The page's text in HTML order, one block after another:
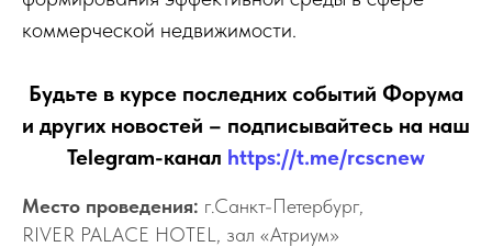
коммерческой недвижимости.
Будьте в курсе последних событий Форума
и других новостей – подписывайтесь на наш
Telegram-канал https://t.me/rcscnew
Место проведения: г.Санкт-Петербург,
RIVER PALACE HOTEL, зал «Атриум»